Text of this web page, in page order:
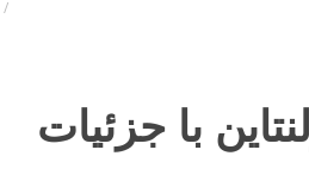
/
با جزئیات